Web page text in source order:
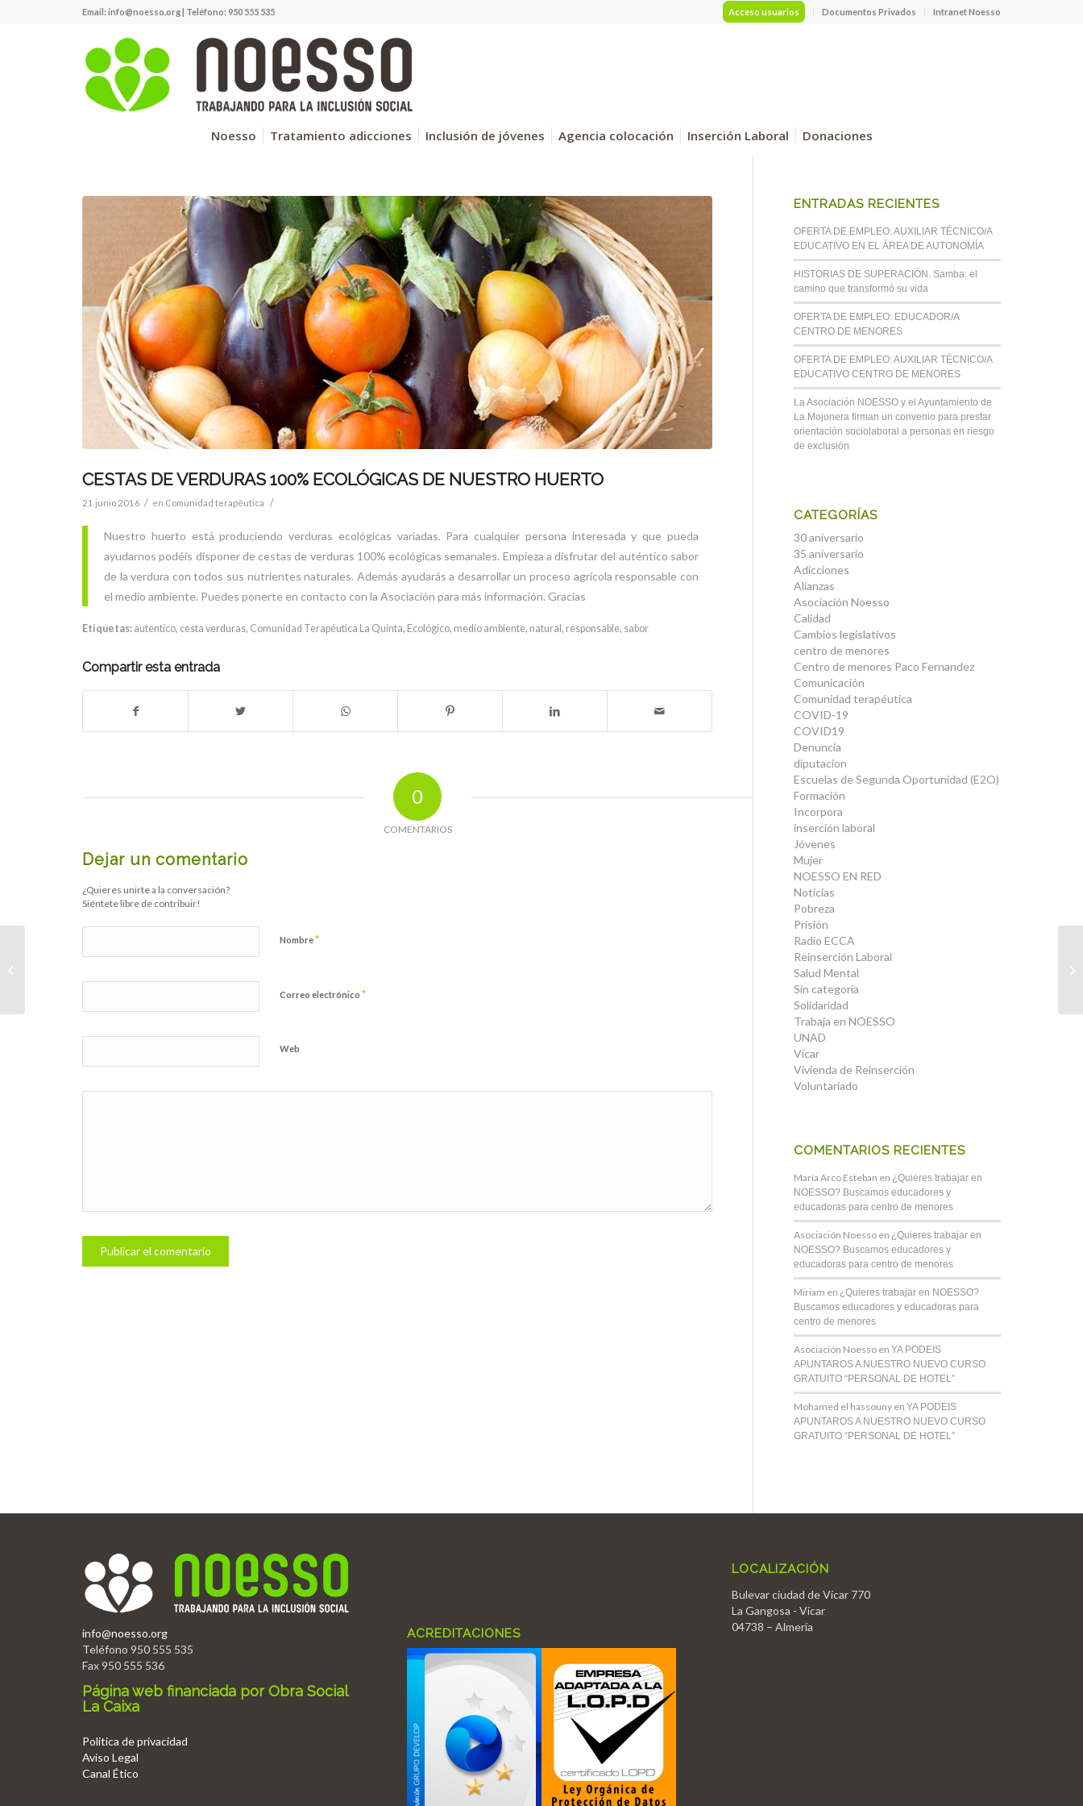
Acceso usuarios Documentos Privados Intranet Noesso
Email: info@noesso.org| Teléfono: 950 555 535
Noesso Tratamiento adicciones Inclusión de jóvenes Agencia colocación Inserción Laboral Donaciones
CESTAS DE VERDURAS 100% ECOLÓGICAS DE NUESTRO HUERTO
21 junio 2016 / en Comunidad terapéutica /
Nuestro huerto está produciendo verduras ecológicas variadas. Para cualquier persona interesada y que pueda
ayudarnos podéis disponer de cestas de verduras 100% ecológicas semanales. Empieza a disfrutar del auténtico sabor
de la verdura con todos sus nutrientes naturales. Además ayudarás a desarrollar un proceso agrícola responsable con
el medio ambiente. Puedes ponerte en contacto con la Asociación para más información. Gracias
Etiquetas: autentico, cesta verduras, Comunidad Terapéutica La Quinta, Ecológico, medio ambiente, natural , responsable, sabor
Compartir esta entrada
0
COMENTARIOS
Dejar un comentario
¿Quieres unirte a la conversación?
Siéntete libre de contribuir!
Nombre*
Correo electrónico *
Web
ENTRADAS RECIENTES
OFERTA DE EMPLEO: AUXILIAR TÉCNICO/A
EDUCATIVO EN EL ÁREA DE AUTONOMÍA
HISTORIAS DE SUPERACIÓN. Samba: el
camino que transformó su vida
OFERTA DE EMPLEO: EDUCADOR/A
CENTRO DE MENORES
OFERTA DE EMPLEO: AUXILIAR TÉCNICO/A
EDUCATIVO CENTRO DE MENORES
La Asociación NOESSO y el Ayuntamiento de
La Mojonera firman un convenio para prestar
orientación sociolaboral a personas en riesgo
de exclusión
CATEGORÍAS
30 aniversario
35 aniversario
Adicciones
Alianzas
Asociación Noesso
Calidad
Cambios legislativos
centro de menores
Centro de menores Paco Fernandez
Comunicación
Comunidad terapéutica
COVID-19
COVID19
Denuncia
diputacion
Escuelas de Segunda Oportunidad (E2O)
Formación
Incorpora
inserción laboral
Jóvenes
Mujer
NOESSO EN RED
Noticias
Pobreza
Prisión
Radio ECCA
Reinserción Laboral
Salud Mental
Sin categoría
Solidaridad
Trabaja en NOESSO
UNAD
Vícar
Vivienda de Reinserción
Voluntariado
COMENTARIOS RECIENTES
María Arco Esteban en ¿Quieres trabajar en
NOESSO? Buscamos educadores y
educadoras para centro de menores
Asociación Noesso en ¿Quieres trabajar en
NOESSO? Buscamos educadores y
educadoras para centro de menores
Miriam en ¿Quieres trabajar en NOESSO?
Buscamos educadores y educadoras para
centro de menores
Asociación Noesso enYA PODEIS
APUNTAROS A NUESTRO NUEVO CURSO
GRATUITO “PERSONAL DE HOTEL”
Mohamed el hassouny enYA PODEIS
APUNTAROS A NUESTRO NUEVO CURSO
GRATUITO “PERSONAL DE HOTEL”
info@noesso.org
Teléfono 950 555 535
Fax 950 555 536
Página web financiada por Obra Social
La Caixa
Politica de privacidad
Aviso Legal
Canal Ético
ACREDITACIONES
LOCALIZACIÓN
Bulevar ciudad de Vícar 770
La Gangosa - Vícar
04738 – Almería
NEGOCIACIÓN
COACHING